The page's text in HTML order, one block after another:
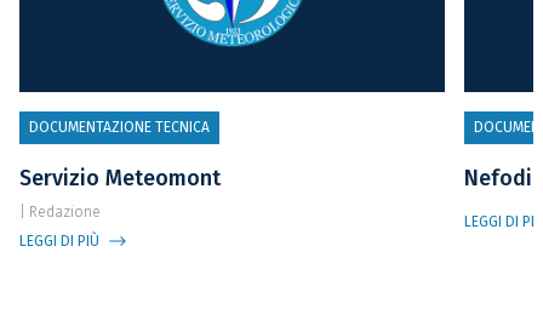
DOCUMENTAZIONE TECNICA
Servizio Meteomont
| Redazione
LEGGI DI PIÙ
LEGGI DI